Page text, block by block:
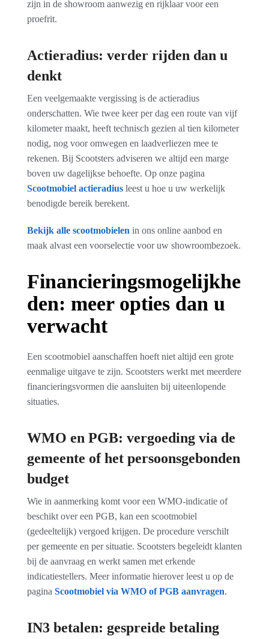
zijn in de showroom aanwezig en rijklaar voor een
proefrit.
Actieradius: verder rijden dan u
denkt
Een veelgemaakte vergissing is de actieradius
onderschatten. Wie twee keer per dag een route van vijf
kilometer maakt, heeft technisch gezien al tien kilometer
nodig, nog voor omwegen en laadverliezen mee te
rekenen. Bij Scootsters adviseren we altijd een marge
boven uw dagelijkse behoefte. Op onze pagina
Scootmobiel actieradius leest u hoe u uw werkelijk
benodigde bereik berekent.
Bekijk alle scootmobielen in ons online aanbod en
maak alvast een voorselectie voor uw showroombezoek.
Financieringsmogelijkhe
den: meer opties dan u
verwacht
Een scootmobiel aanschaffen hoeft niet altijd een grote
eenmalige uitgave te zijn. Scootsters werkt met meerdere
financieringsvormen die aansluiten bij uiteenlopende
situaties.
WMO en PGB: vergoeding via de
gemeente of het persoonsgebonden
budget
Wie in aanmerking komt voor een WMO-indicatie of
beschikt over een PGB, kan een scootmobiel
(gedeeltelijk) vergoed krijgen. De procedure verschilt
per gemeente en per situatie. Scootsters begeleidt klanten
bij de aanvraag en werkt samen met erkende
indicatiestellers. Meer informatie hierover leest u op de
pagina Scootmobiel via WMO of PGB aanvragen.
IN3 betalen: gespreide betaling